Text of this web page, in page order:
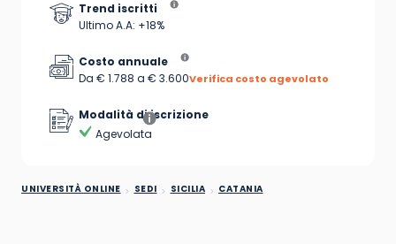
Trend iscritti
Ultimo A.A: +18%
Costo annuale
Da € 1.788 a € 3.600Verifica costo agevolato
Modalità di iscrizione
Agevolata
UNIVERSITÀ ONLINE SEDI SICILIA CATANIA